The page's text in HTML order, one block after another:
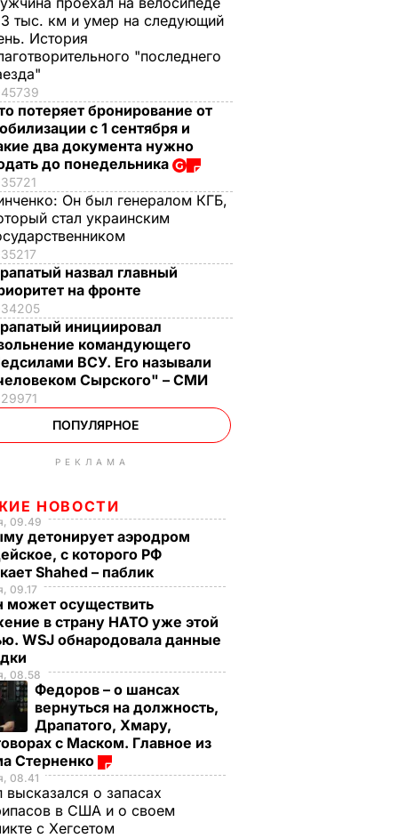
тыс. км и умер на следующий
История
"последнего
45739
потеряет бронирование от
с 1 сентября и
два документа нужно
до понедельника
35721
Он был генералом КГБ,
стал украинским
35217
назвал главный
на фронте
34205
инициировал
командующего
ВСУ. Его называли
Сырского" – СМИ
29971
ПОПУЛЯРНОЕ
РЕКЛАМА
НОВОСТИ
09.49
детонирует аэродром
с которого РФ
Shahed – паблик
09.17
может осуществить
в страну НАТО уже этой
WSJ обнародовала данные
08.58
Федоров – о шансах
вернуться на должность,
Драпатого, Хмару,
с Маском. Главное из
Стерненко
08.41
высказался о запасах
в США и о своем
с Хегсетом